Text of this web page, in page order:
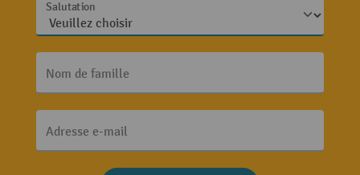
Salutation
Nom de famille
Adresse e-mail